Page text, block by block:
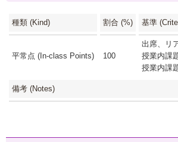
種類 (Kind) 割合 (%) 基準
平常点 (In-class Points) 100
出席、リ
授業内課
授業内課
備考 (Notes)